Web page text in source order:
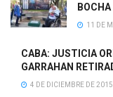
11 DE
CABA: JUSTICIA
GARRAHAN
4 DE DICIEMBRE DE 2015